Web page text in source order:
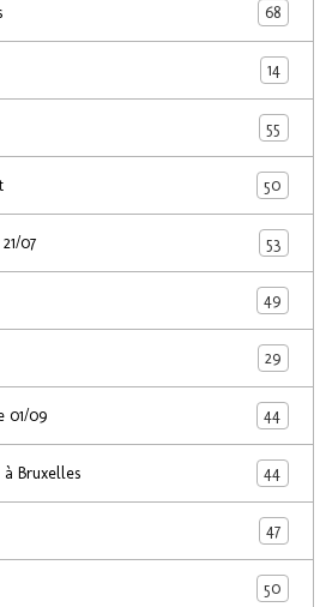
68
14
55
50
07 53
49
29
01/09 44
Bruxelles 44
47
50